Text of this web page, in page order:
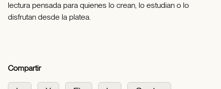
lectura pensada para quienes lo crean, lo estudian o lo
disfrutan desde la platea.
Compartir